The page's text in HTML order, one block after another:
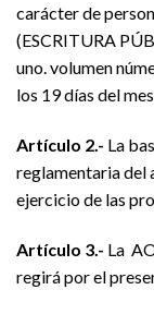
carácter de
(ESCRITURA
uno. volumen
los 19 días del
Artículo 2.- La
reglamentaria del
ejercicio de las
Artículo 3.- La
regirá por el